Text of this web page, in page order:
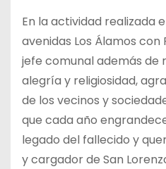
En la actividad realizada
avenidas Los Álamos con
jefe comunal además de
alegría y religiosidad,
de los vecinos y
que cada año
legado del fallecido y
y cargador de San